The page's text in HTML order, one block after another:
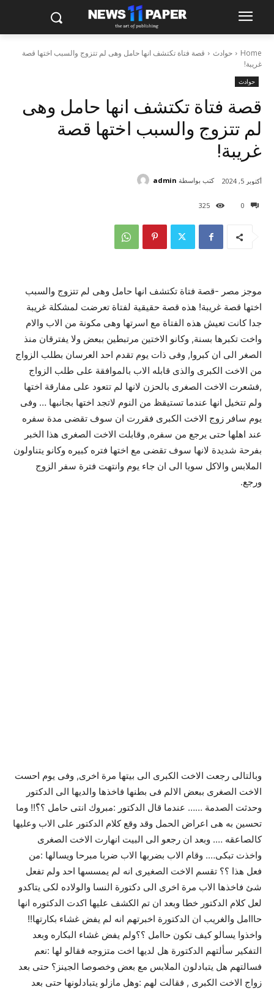
Home حوادث
قصة فتاة تكتشف انها حامل وهى لم تتزوج والسبب اختها قصة
غريبة!
حوادث
قصة فتاة تكتشف انها حامل وهى
لم تتزوج والسبب اختها قصة
غريبة!
0
325
أكتوبر 5, 2024 كتب بواسطة admin
موجز مصر -قصة فتاة تكتشف انها حامل وهى لم تتزوج والسبب
اختها قصة غريبة! هذه قصة حقيقية لفتاة تعرضت لمشكلة غريبة
جدا كانت تعيش هذه الفتاة مع اسرتها وهى مكونة من الاب والام
واخت تكبرها بسنة, وكانو الاختين مرتبطين ببعض ولا يفترقان منذ
الصغر الى ان كبروا, وفى ذات يوم تقدم احد العرسان بطلب الزواج
من الاخت الكبرى والذى قابله الاب بالموافقة على طلب الزواج
,فشعرت الاخت الصغرى بالحزن لانها لم تتعود على مفارقة اختها
ولم تتخيل انها عندما تستيقظ من النوم لاتجد اختها بجانبها … وفى
يوم سافر زوج الاخت الكبرى فقررت ان سوف تقضى مدة سفره
عند اهلها حتى يرجع من سفره, وقابلت الاخت الصغرى هذا الخبر
بفرحة شديدة لانها سوف تقضى مع اختها فتره كبيره وكانو يتناولون
الملابس والاكل سويا الى ان جاء يوم وانتهت فترة سفر الزوج
ورجع.
وبالتالى رجعت الاخت الكبرى الى بيتها مرة اخرى, وفى يوم احست
الاخت الصغرى ببعض الالم فى بطنها فاخذها والديها الى الدكتور
وحدثت الصدمة …… عندما قال الدكتور :مبروك انتى حامل ؟؟ّ!! وما
تحسين به هى اعراض الحمل وقد وقع كلام الدكتور على الاب وعليها
كالصاعقه …. وبعد ان رجعو الى البيت انهارت الاخت الصغرى
واخذت تبكى…. وقام الاب بضربها الاب ضربا مبرحا ويسالها :من
فعل هذا ؟؟ تقسم الاخت الصغيرى انه لم يمسسها احد ولم تفعل
شئ فاخذها الاب مرة اخرى الى دكتورة النسا والولاده لكى يتاكدو
لعل كلام الدكتور خطا وبعد ان تم الكشف عليها اكدت الدكتوره انها
حااامل والغريب ان الدكتورة اخبرتهم انه لم يفض غشاء بكارتها!!
واخذوا يسالو كيف تكون حاامل ؟؟ولم يفض غشاء البكاره وبعد
التفكير سألتهم الدكتورة هل لديها اخت متزوجه فقالو لها :نعم
فسالتهم هل يتبادلون الملابس مع بعض وخصوصا الجينز؟ حتى بعد
زواج الاخت الكبرى , فقالت لهم :وهل مازلو يتبادلونها حتى بعد